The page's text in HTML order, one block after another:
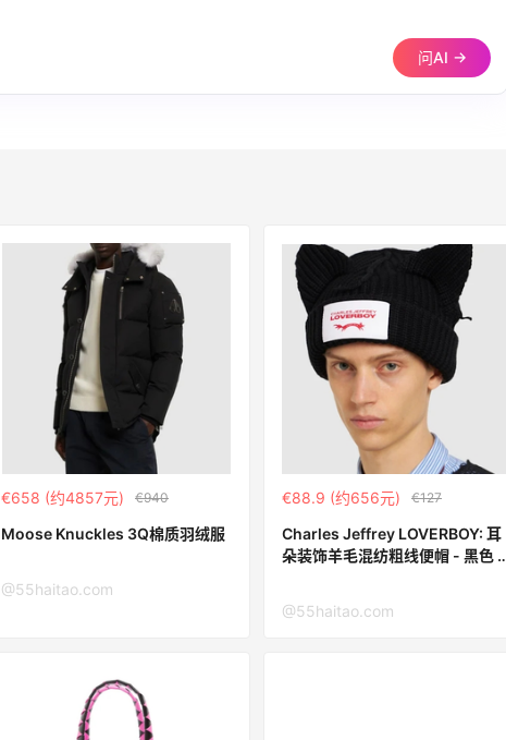
问AI →
€658 (约4857元) €940
Moose Knuckles 3Q棉质羽绒服
@55haitao.com
€88.9 (约656元) €127
Charles Jeffrey LOVERBOY: 耳
朵装饰羊毛混纺粗线便帽 - 黑色 -
朵装饰羊毛混纺粗线便帽 - 黑色 -
@55haitao.com